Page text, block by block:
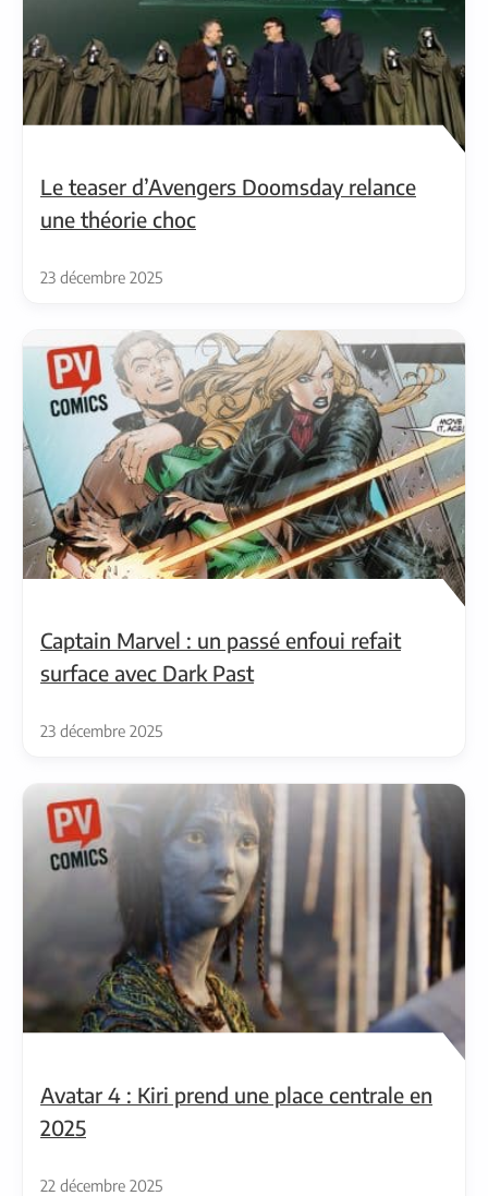
Le teaser d’Avengers Doomsday relance
une théorie choc
23 décembre 2025
Captain Marvel : un passé enfoui refait
surface avec Dark Past
23 décembre 2025
Avatar 4 : Kiri prend une place centrale en
2025
22 décembre 2025